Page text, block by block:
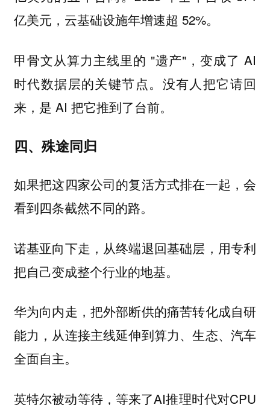
亿美元，云基础设施年增速超 52%。
甲骨文从算力主线里的 "遗产"，变成了 AI
时代数据层的关键节点。没有人把它请回
来，是 AI 把它推到了台前。
四、殊途同归
如果把这四家公司的复活方式排在一起，会
看到四条截然不同的路。
诺基亚向下走，从终端退回基础层，用专利
把自己变成整个行业的地基。
华为向内走，把外部断供的痛苦转化成自研
能力，从连接主线延伸到算力、生态、汽车
全面自主。
英特尔被动等待，等来了AI推理时代对CPU